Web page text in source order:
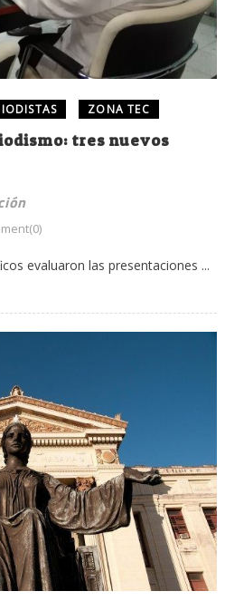
ZONA TEC
tres nuevos
evaluaron las presentaciones ...